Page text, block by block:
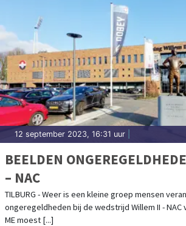
12 september 2023, 16:31 uur
BEELDEN
– NAC
TILBURG - Weer is een kleine groep mensen
ongeregeldheden bij de wedstrijd Willem II - NAC
ME moest [...]